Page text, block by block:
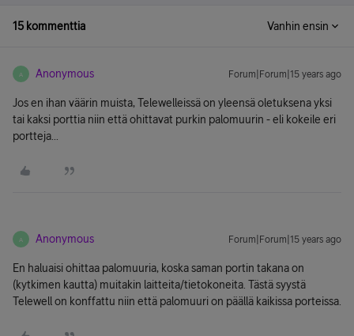
15 kommenttia Vanhin ensin
A Anonymous Forum|Forum|15 years ago
Jos en ihan väärin muista, Telewelleissä on yleensä oletuksena yksi
tai kaksi porttia niin että ohittavat purkin palomuurin - eli kokeile eri
portteja...
A Anonymous Forum|Forum|15 years ago
En haluaisi ohittaa palomuuria, koska saman portin takana on
(kytkimen kautta) muitakin laitteita/tietokoneita. Tästä syystä
Telewell on konffattu niin että palomuuri on päällä kaikissa porteissa.